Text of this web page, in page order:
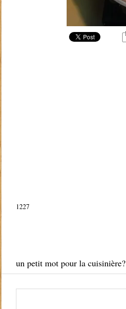
1227
un petit mot pour la cuisinière?